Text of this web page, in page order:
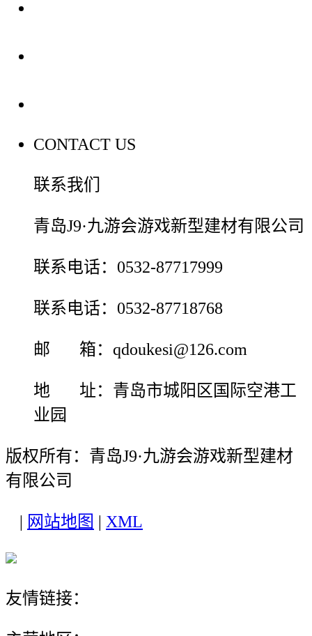
CONTACT US
联系我们
青岛J9·九游会游戏新型建材有限公司
联系电话：0532-87717999
联系电话：0532-87718768
邮 箱：qdoukesi@126.com
地 址：青岛市城阳区国际空港工
业园
版权所有：青岛J9·九游会游戏新型建材
有限公司
网站地图 XML
友情链接：